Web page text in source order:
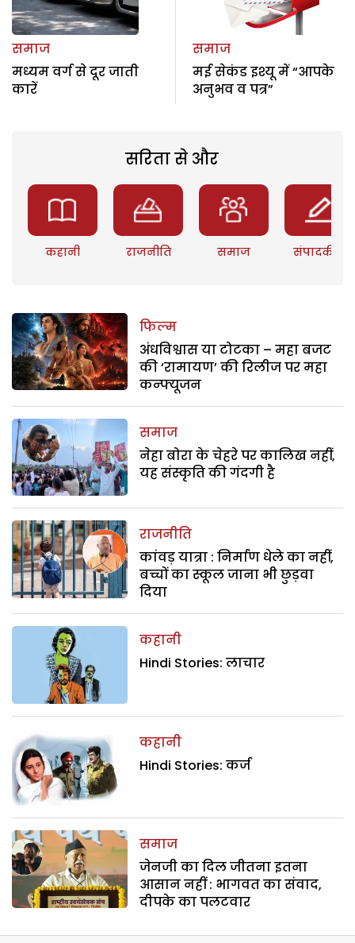
समाज
मध्यम वर्ग से दूर जाती
कारें
समाज
मई सेकंड इश्यू में “आपके
अनुभव व पत्र”
सरिता से और
कहानी राजनीति समाज संपादकीय
फिल्म
अंधविश्वास या टोटका – महा बजट
की ‘रामायण’ की रिलीज पर महा
कन्फ्यूजन
समाज
नेहा बोरा के चेहरे पर कालिख नहीं,
यह संस्कृति की गंदगी है
राजनीति
कांवड़ यात्रा : निर्माण धेले का नहीं,
बच्चों का स्कूल जाना भी छुड़वा
दिया
कहानी
Hindi Stories: लाचार
कहानी
Hindi Stories: कर्ज
समाज
जेनजी का दिल जीतना इतना
आसान नहीं : भागवत का संवाद,
दीपके का पलटवार